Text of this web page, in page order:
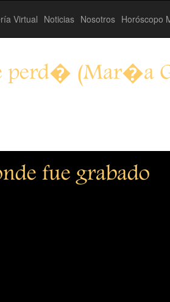
Virtual Noticias Nosotros Horóscopo
perd� (Mar�a
fue grabado